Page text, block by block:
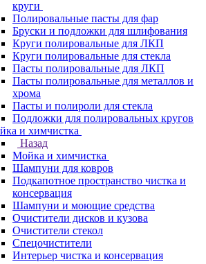
круги
Полировальные пасты для фар
Бруски и подложки для шлифования
Круги полировальные для ЛКП
Круги полировальные для стекла
Пасты полировальные для ЛКП
Пасты полировальные для металлов и
хрома
Пасты и полироли для стекла
Подложки для полировальных кругов
и химчистка
Назад
Мойка и химчистка
Шампуни для ковров
Подкапотное пространство чистка и
консервация
Шампуни и моющие средства
Очистители дисков и кузова
Очистители стекол
Спецочистители
Интерьер чистка и консервация